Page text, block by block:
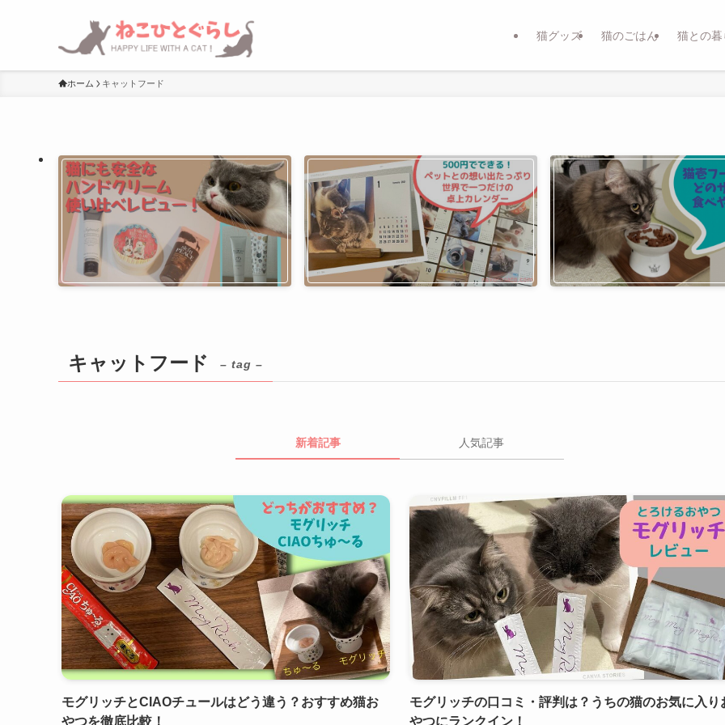
猫グッズ 猫のごはん 猫との暮
ホーム キャットフード
キャットフード – tag –
新着記事 人気記事
モグリッチとCIAOチュールはどう違う？おすすめ猫お
やつを徹底比較！
モグリッチの口コミ・評判は？うちの猫のお気に入り
やつにランクイン！